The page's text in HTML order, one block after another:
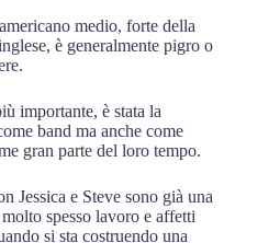
medio, forte della
è generalmente pigro o
importante, è stata la
band ma anche come
gran parte del loro tempo.
Jessica e Steve sono già una
spesso lavoro e affetti
si sta costruendo una